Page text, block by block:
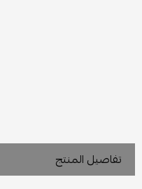
تفاصيل المنتج